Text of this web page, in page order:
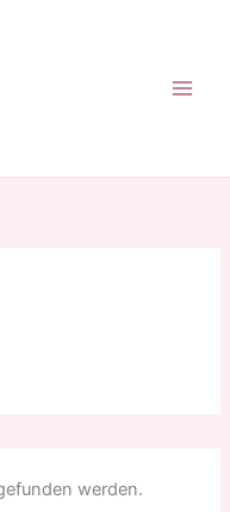
werden.